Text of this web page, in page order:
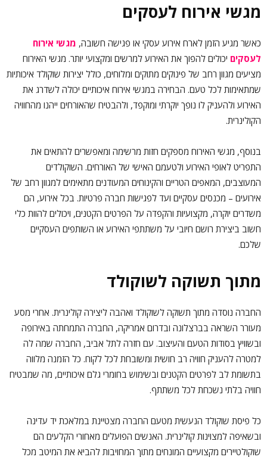
מגשי אירוח לעסקים
כאשר מגיע הזמן לארח אירוע עסקי או פגישה חשובה, מגשי אירוח
לעסקים יכולים להפוך את האירוע למרשים ומקצועי יותר. מגשי האירוח
מציעים מגוון רחב של פינוקים מתוקים ומלוחים, כולל יצירות שוקולד איכותיות
שמתאימות לכל טעם. הבחירה במגשי אירוח איכותיים יכולה לשדרג את
האירוע ולהעניק לו נופך יוקרתי ומוקפד, ולהבטיח שהאורחים ייהנו מהחוויה
הקולינרית.
בנוסף, מגשי האירוח מספקים חזות מרשימה ומאפשרים להתאים את
התפריט לאופי האירוע ולטעמם האישי של האורחים. השוקולדים
המעוצבים, המאפים הטריים והקינוחים המעודנים מתאימים למגוון רחב של
אירועים – מכנסים עסקיים ועד לפגישות חברה פרטיות. בכל אירוע, הם
משדרים יוקרה, מקצועיות והקפדה על הפרטים הקטנים, ויכולים להוות כלי
חשוב ביצירת רושם חיובי על משתתפי האירוע או השותפים העסקיים
שלכם.
מתוך תשוקה לשוקולד
החברה נוסדה מתוך תשוקה לשוקולד ואהבה ליצירה קולינרית. אחרי מסע
מעורר השראה בברצלונה ובדרום אמריקה, החברה התמחתה באירופה
ובשוויץ בסודות הטעם והעיצוב. עם חזרה לתל אביב, החברה שמה לה
למטרה להעניק חוויה רב חושית ומשובחת לכל לקוח. כל הזמנה מלווה
בתשומת לב לפרטים הקטנים ובשימוש בחומרי גלם איכותיים, מה שמבטיח
חוויה בלתי נשכחת לכל משתתף.
כל פיסת שוקולד הנעשית מטעם החברה מצטיינת במלאכת יד עדינה
ובשאיפה למצוינות קולינרית. האנשים הפועלים מאחורי הקלעים הם
שוקולטיירים מקצועיים המונחים מתוך המחויבות להביא את המיטב מכל